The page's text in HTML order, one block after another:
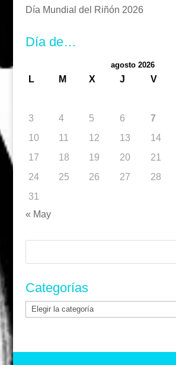
Día Mundial del Riñón 2026
Día de…
agosto 2026
L M X J V
3
4 5 6 7
10
11 12 13 14
17
18 19 20 21
24
25 26 27 28
31
« May
Categorías
Categorías